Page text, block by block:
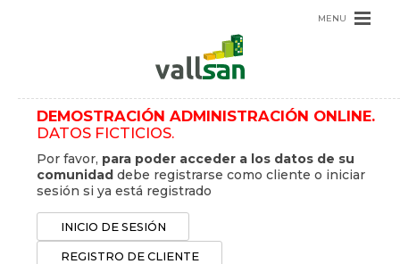
ADMINISTRACIÓN ONLINE
CONTACTO
USUARIO
DEMOSTRACIÓN ADMINISTRACIÓN ONLINE.
DATOS FICTICIOS.
Por favor, para poder acceder a los datos de su
comunidad debe registrarse como cliente o iniciar
sesión si ya está registrado
INICIO DE SESIÓN
REGISTRO DE CLIENTE